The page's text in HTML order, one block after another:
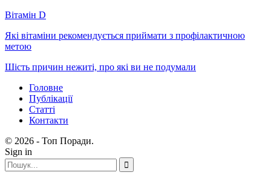
Вітамін D
Які вітаміни рекомендується приймати з профілактичною
метою
Шість причин нежиті, про які ви не подумали
Головне
Публікації
Статті
Контакти
© 2026 - Топ Поради.
Sign in